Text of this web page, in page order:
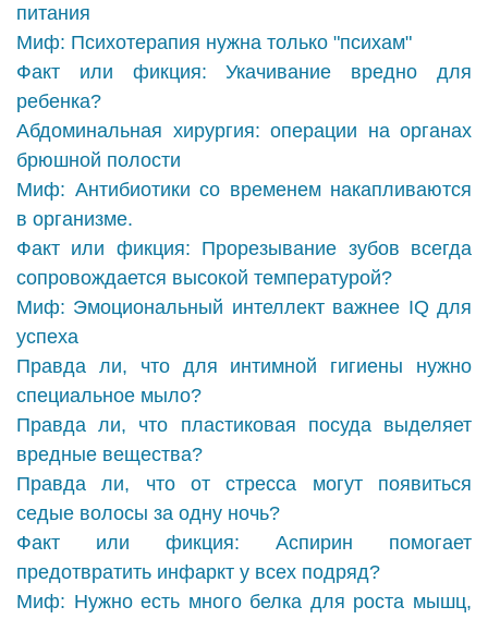
питания
Миф: Психотерапия нужна только "психам"
Факт или фикция: Укачивание вредно для
ребенка?
Абдоминальная хирургия: операции на органах
брюшной полости
Миф: Антибиотики со временем накапливаются
в организме.
Факт или фикция: Прорезывание зубов всегда
сопровождается высокой температурой?
Миф: Эмоциональный интеллект важнее IQ для
успеха
Правда ли, что для интимной гигиены нужно
специальное мыло?
Правда ли, что пластиковая посуда выделяет
вредные вещества?
Правда ли, что от стресса могут появиться
седые волосы за одну ночь?
Факт или фикция: Аспирин помогает
предотвратить инфаркт у всех подряд?
Миф: Нужно есть много белка для роста мышц,